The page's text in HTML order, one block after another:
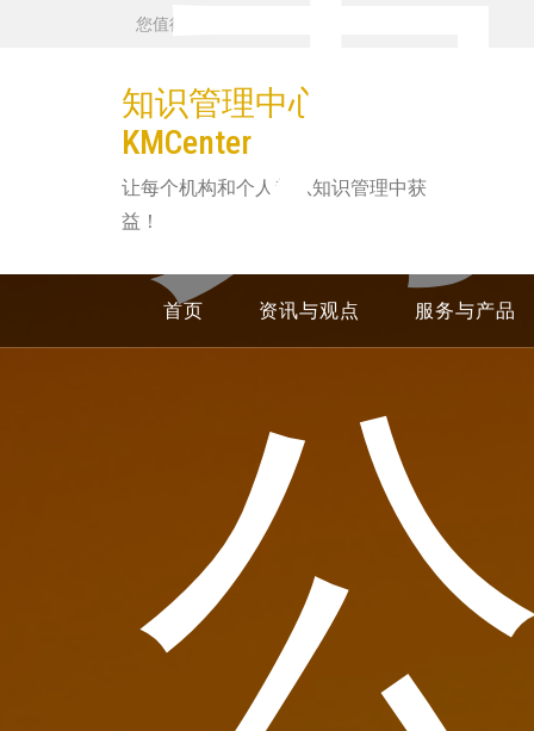
您值得信赖的 24 小时服务提供商
知识管理中心
KMCenter
让每个机构和个人都从知识管理中获
益！
首页 资讯与观点 服务与产品